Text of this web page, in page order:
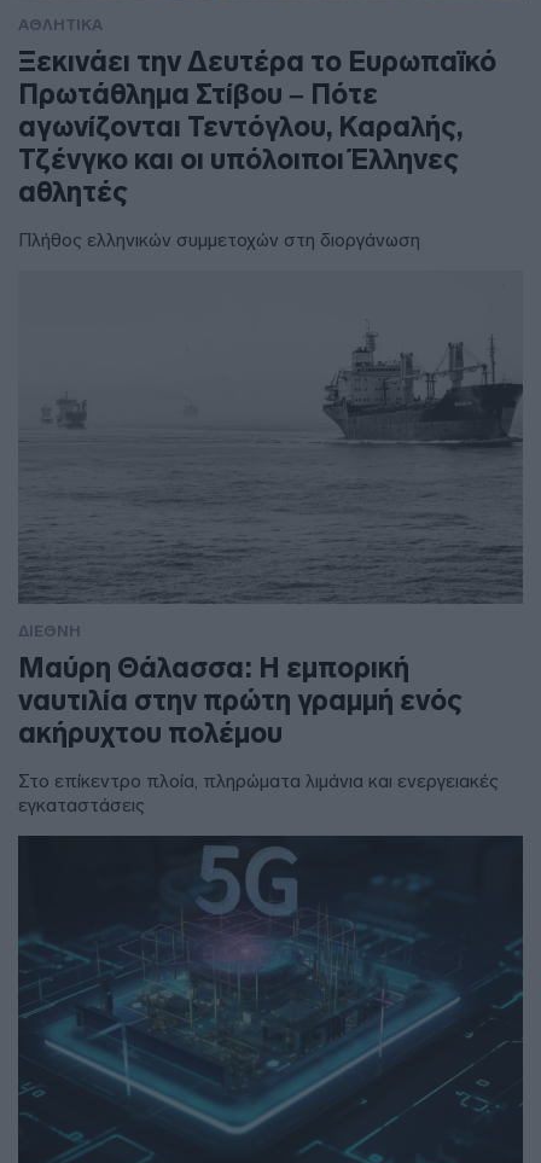
ΑΘΛΗΤΙΚΑ
Ξεκινάει την Δευτέρα το Ευρωπαϊκό
Πρωτάθλημα Στίβου – Πότε
αγωνίζονται Τεντόγλου, Καραλής,
Τζένγκο και οι υπόλοιποι Έλληνες
αθλητές
Πλήθος ελληνικών συμμετοχών στη διοργάνωση
ΔΙΕΘΝΗ
Μαύρη Θάλασσα: Η εμπορική
ναυτιλία στην πρώτη γραμμή ενός
ακήρυχτου πολέμου
Στο επίκεντρο πλοία, πληρώματα λιμάνια και ενεργειακές
εγκαταστάσεις